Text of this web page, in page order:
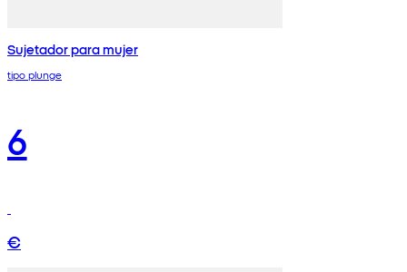
Sujetador para mujer
tipo plunge
6
€